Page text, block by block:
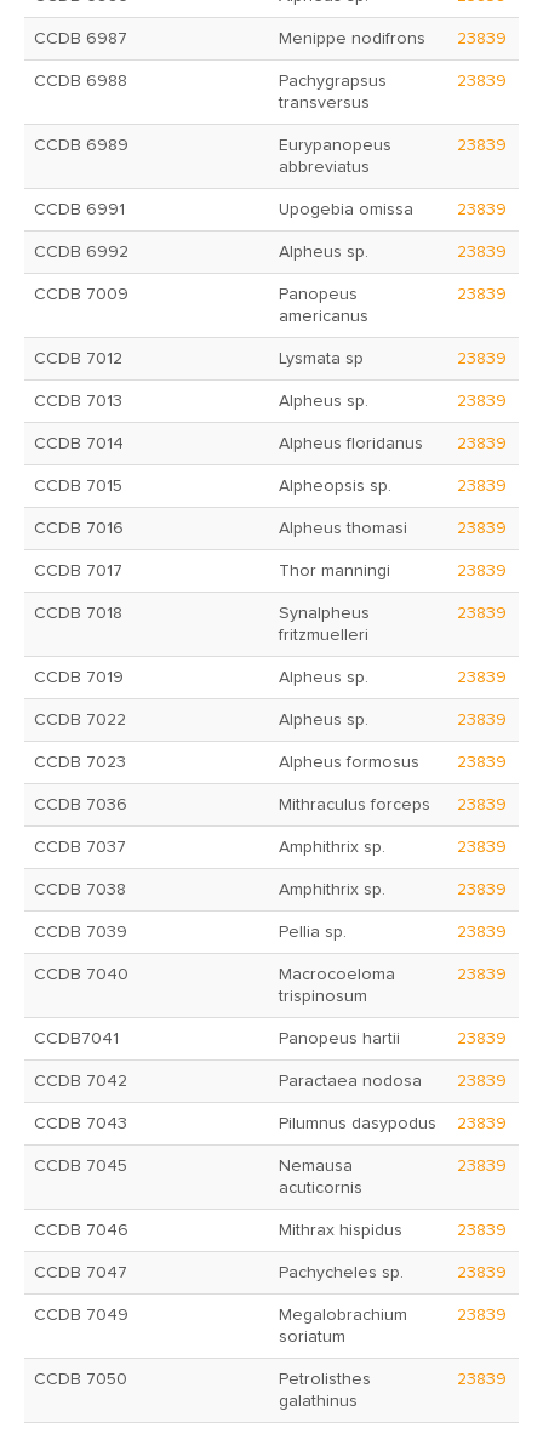
CCDB 6987 Menippe nodifrons 23839
CCDB 6988
Pachygrapsus
transversus
23839
CCDB 6989
Eurypanopeus
abbreviatus
23839
CCDB 6991 Upogebia omissa 23839
CCDB 6992 Alpheus sp. 23839
CCDB 7009
Panopeus
americanus
23839
CCDB 7012 Lysmata sp 23839
CCDB 7013 Alpheus sp. 23839
CCDB 7014 Alpheus floridanus 23839
CCDB 7015 Alpheopsis sp. 23839
CCDB 7016 Alpheus thomasi 23839
CCDB 7017 Thor manningi 23839
CCDB 7018
Synalpheus
fritzmuelleri
23839
CCDB 7019 Alpheus sp. 23839
CCDB 7022 Alpheus sp. 23839
CCDB 7023 Alpheus formosus 23839
CCDB 7036 Mithraculus forceps 23839
CCDB 7037 Amphithrix sp. 23839
CCDB 7038 Amphithrix sp. 23839
CCDB 7039 Pellia sp. 23839
CCDB 7040
Macrocoeloma
trispinosum
23839
CCDB7041 Panopeus hartii 23839
CCDB 7042 Paractaea nodosa 23839
CCDB 7043 Pilumnus dasypodus 23839
CCDB 7045
Nemausa
acuticornis
23839
CCDB 7046 Mithrax hispidus 23839
CCDB 7047 Pachycheles sp. 23839
CCDB 7049
Megalobrachium
soriatum
23839
CCDB 7050
Petrolisthes
galathinus
23839